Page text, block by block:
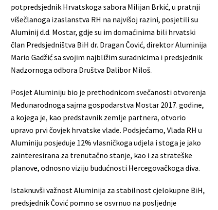
potpredsjednik Hrvatskoga sabora Milijan Brkić, u pratnji
višečlanoga izaslanstva RH na najvišoj razini, posjetili su
Aluminij d.d. Mostar, gdje su im domaćinima bili hrvatski
član Predsjedništva BiH dr. Dragan Čović, direktor Aluminija
Mario Gadžić sa svojim najbližim suradnicima i predsjednik
Nadzornoga odbora Društva Dalibor Miloš.
Posjet Aluminiju bio je prethodnicom svečanosti otvorenja
Međunarodnoga sajma gospodarstva Mostar 2017. godine,
a kojega je, kao predstavnik zemlje partnera, otvorio
upravo prvi čovjek hrvatske vlade. Podsjećamo, Vlada RH u
Aluminiju posjeduje 12% vlasničkoga udjela i stoga je jako
zainteresirana za trenutačno stanje, kao i za strateške
planove, odnosno viziju budućnosti Hercegovačkoga diva.
Istaknuvši važnost Aluminija za stabilnost cjelokupne BiH,
predsjednik Čović pomno se osvrnuo na posljednje